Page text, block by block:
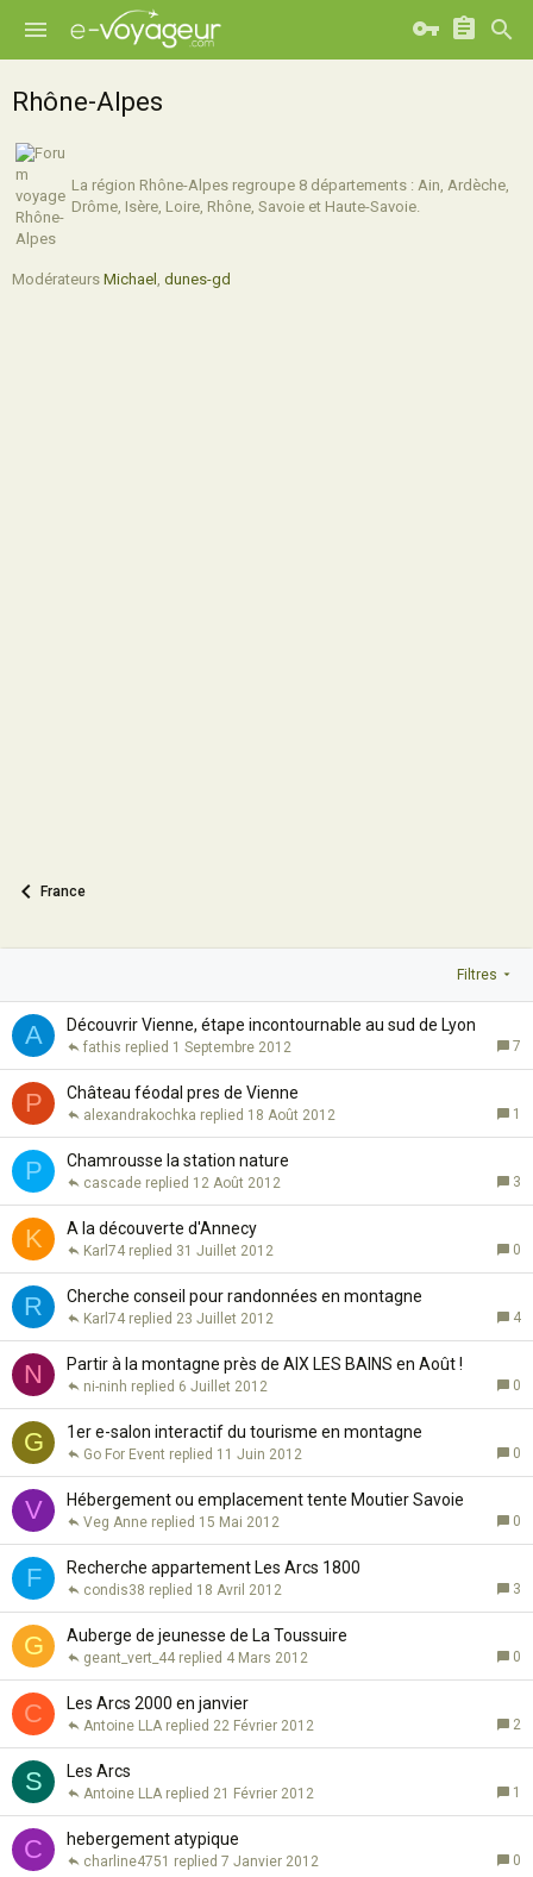
Rhône-Alpes
La région Rhône-Alpes regroupe 8 départements : Ain, Ardèche,
Drôme, Isère, Loire, Rhône, Savoie et Haute-Savoie.
Modérateurs Michael , dunes-gd
France
Filtres
A Découvrir Vienne, étape incontournable au sud de Lyon
7
1 Septembre 2012
fathis
P Château féodal pres de Vienne
1
18 Août 2012
alexandrakochka
P Chamrousse la station nature
3
12 Août 2012
cascade
K A la découverte d'Annecy
0
31 Juillet 2012
Karl74
R Cherche conseil pour randonnées en montagne
4
23 Juillet 2012
Karl74
N Partir à la montagne près de AIX LES BAINS en Août !
0
6 Juillet 2012
ni-ninh
G 1er e-salon interactif du tourisme en montagne
0
11 Juin 2012
Go For Event
V Hébergement ou emplacement tente Moutier Savoie
0
15 Mai 2012
Veg Anne
F Recherche appartement Les Arcs 1800
3
18 Avril 2012
condis38
G Auberge de jeunesse de La Toussuire
0
4 Mars 2012
geant_vert_44
C Les Arcs 2000 en janvier
2
22 Février 2012
Antoine LLA
S Les Arcs
1
21 Février 2012
Antoine LLA
C hebergement atypique
0
7 Janvier 2012
charline4751